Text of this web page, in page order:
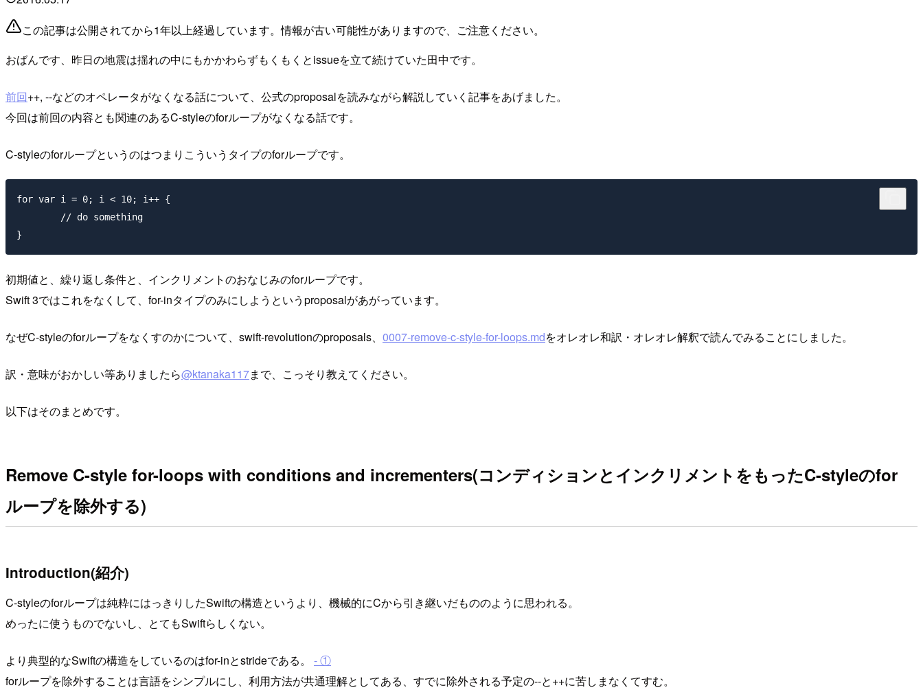
この記事は公開されてから1年以上経過しています。情報が古い可能性がありますので、ご注意ください。
おばんです、昨日の地震は揺れの中にもかかわらずもくもくとissueを立て続けていた田中です。
前回++, --などのオペレータがなくなる話について、公式のproposalを読みながら解説していく記事をあげました。
今回は前回の内容とも関連のあるC-styleのforループがなくなる話です。
C-styleのforループというのはつまりこういうタイプのforループです。
for var i = 0; i < 10; i++ {
初期値と、繰り返し条件と、インクリメントのおなじみのforループです。
Swift 3ではこれをなくして、for-inタイプのみにしようというproposalがあがっています。
なぜC-styleのforループをなくすのかについて、swift-revolutionのproposals、 0007-remove-c-style-for-loops.mdをオレオレ和訳・オレオレ解釈で読んでみることにしました。
訳・意味がおかしい等ありましたら@ktanaka117まで、こっそり教えてください。
以下はそのまとめです。
Remove C-style for-loops with conditions and incrementers(コンディションとインクリメントをもったC-styleのfor
ループを除外する)
Introduction(紹介)
C-styleのforループは純粋にはっきりしたSwiftの構造というより、機械的にCから引き継いだもののように思われる。
めったに使うものでないし、とてもSwiftらしくない。
より典型的なSwiftの構造をしているのはfor-inとstrideである。 - ①
forループを除外することは言語をシンプルにし、利用方法が共通理解としてある、すでに除外される予定の--と++に苦しまなくてすむ。